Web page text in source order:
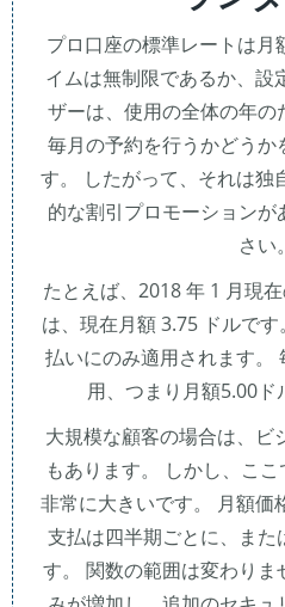
プロ口座の標準レートは月
イムは無制限であるか、設
ザーは、使用の全体の年の
毎月の予約を行うかどうか
す。 したがって、それは独
的な割引プロモーション
さい。
たとえば、2018 年 1 月現
は、現在月額 3.75 ドルで
払いにのみ適用されます。
用、つまり月額5.00ド
大規模な顧客の場合は、ビ
もあります。 しかし、こ
非常に大きいです。 月額価
支払は四半期ごとに、また
す。 関数の範囲は変わり